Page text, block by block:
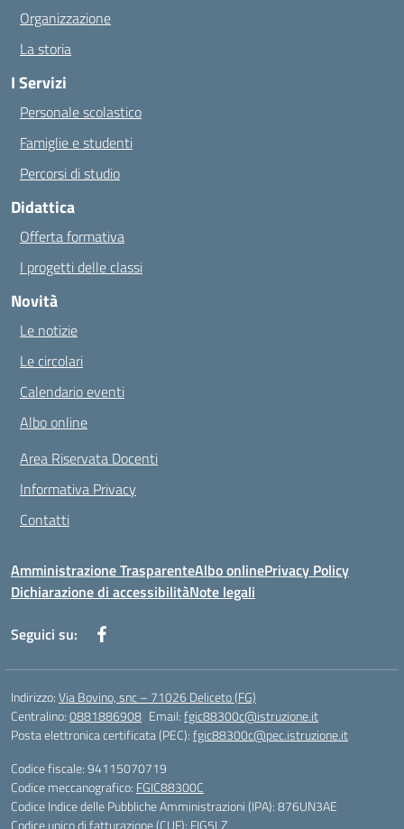
Organizzazione
La storia
I Servizi
Personale scolastico
Famiglie e studenti
Percorsi di studio
Didattica
Offerta formativa
I progetti delle classi
Novità
Le notizie
Le circolari
Calendario eventi
Albo online
Area Riservata Docenti
Informativa Privacy
Contatti
Amministrazione TrasparenteAlbo onlinePrivacy Policy
Dichiarazione di accessibilitàNote legali
Seguici su:
Indirizzo:Via Bovino, snc – 71026 Deliceto (FG)
Centralino:0881886908 Email:fgic88300c@istruzione.it
Posta elettronica certificata (PEC):fgic88300c@pec.istruzione.it
Codice fiscale: 94115070719
Codice meccanografico: FGIC88300C
Codice Indice delle Pubbliche Amministrazioni (IPA): 876UN3AE
Codice unico di fatturazione (CUF): FIG5LZ